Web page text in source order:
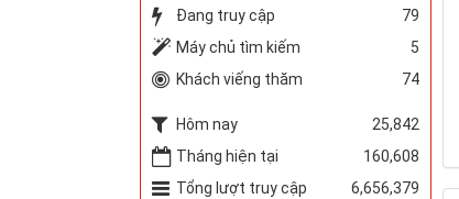
Đang truy cập
79
Máy chủ tìm kiếm
5
Khách viếng thăm
74
Hôm nay
25,842
Tháng hiện tại
160,608
Tổng lượt truy cập
6,656,379